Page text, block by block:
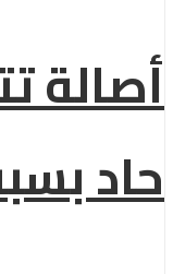
أصالة
حاد